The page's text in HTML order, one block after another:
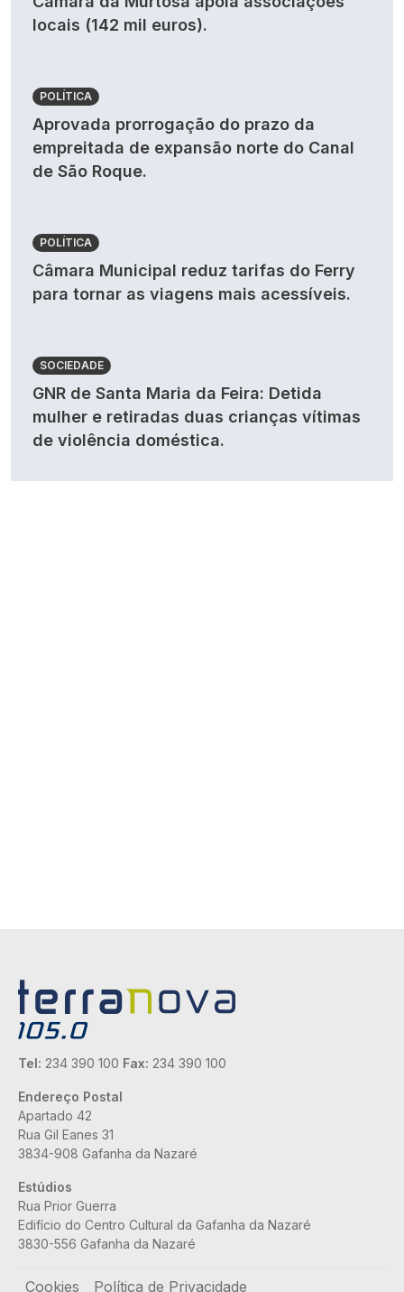
locais (142 mil euros).
POLÍTICA
Aprovada prorrogação do prazo da
empreitada de expansão norte do Canal
de São Roque.
POLÍTICA
Câmara Municipal reduz tarifas do Ferry
para tornar as viagens mais acessíveis.
SOCIEDADE
GNR de Santa Maria da Feira: Detida
mulher e retiradas duas crianças vítimas
de violência doméstica.
Tel: 234 390 100 Fax: 234 390 100
Endereço Postal
Apartado 42
Rua Gil Eanes 31
3834-908 Gafanha da Nazaré
Estúdios
Rua Prior Guerra
Edifício do Centro Cultural da Gafanha da Nazaré
3830-556 Gafanha da Nazaré
Rodapé
Cookies Política de Privacidade